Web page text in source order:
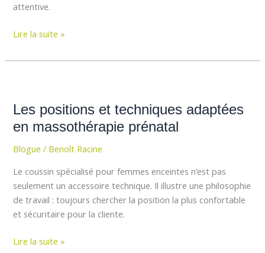
attentive.
Lire la suite »
Les positions et techniques adaptées
en massothérapie prénatal
Blogue / Benoît Racine
Le coussin spécialisé pour femmes enceintes n’est pas
seulement un accessoire technique. Il illustre une philosophie
de travail : toujours chercher la position la plus confortable
et sécuritaire pour la cliente.
techniques
en
massothérapie
prénatal
Lire la suite »